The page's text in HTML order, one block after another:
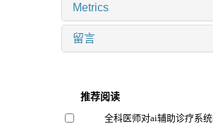
Metrics
留言
推荐阅读
全科医师对ai辅助诊疗系